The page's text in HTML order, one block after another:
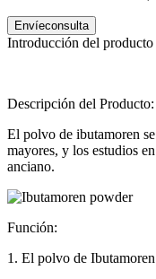
Envíeconsulta
Introducción del producto
Descripción del Producto:
El polvo de ibutamoren
mayores, y los estudios
anciano.
Función:
1. El polvo de